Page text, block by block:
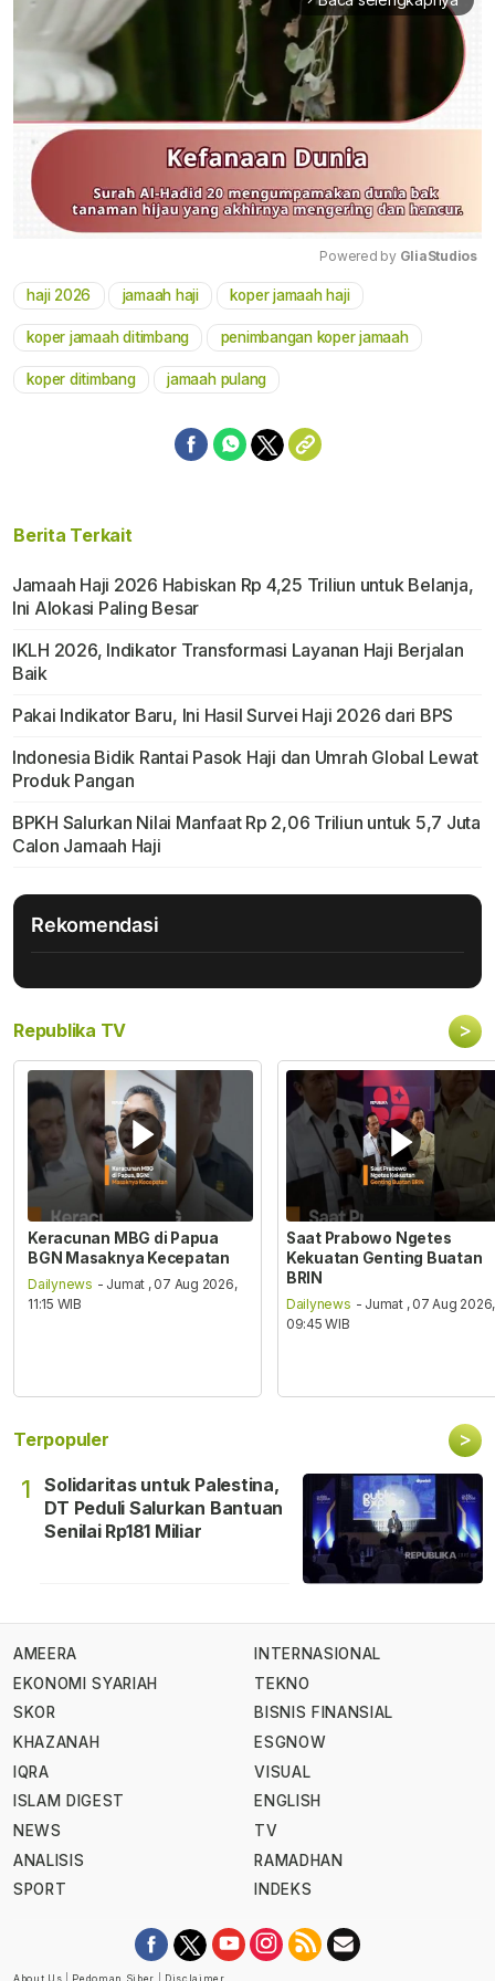
Powered by GliaStudios
haji 2026 jamaah haji koper jamaah haji
koper jamaah ditimbang penimbangan koper jamaah
koper ditimbang jamaah pulang
Berita Terkait
Jamaah Haji 2026 Habiskan Rp 4,25 Triliun untuk Belanja,
Ini Alokasi Paling Besar
IKLH 2026, Indikator Transformasi Layanan Haji Berjalan
Baik
Pakai Indikator Baru, Ini Hasil Survei Haji 2026 dari BPS
Indonesia Bidik Rantai Pasok Haji dan Umrah Global Lewat
Produk Pangan
BPKH Salurkan Nilai Manfaat Rp 2,06 Triliun untuk 5,7 Juta
Calon Jamaah Haji
Rekomendasi
Republika TV >
Keracunan MBG di Papua
BGN Masaknya Kecepatan
Dailynews - Jumat , 07 Aug 2026,
11:15 WIB
Saat Prabowo Ngetes
Kekuatan Genting Buatan
BRIN
Dailynews - Jumat , 07 Aug 2026,
09:45 WIB
Terpopuler >
1
Solidaritas untuk Palestina,
DT Peduli Salurkan Bantuan
Senilai Rp181 Miliar
AMEERA
EKONOMI SYARIAH
SKOR
KHAZANAH
IQRA
ISLAM DIGEST
NEWS
ANALISIS
SPORT
INTERNASIONAL
TEKNO
BISNIS FINANSIAL
ESGNOW
VISUAL
ENGLISH
TV
RAMADHAN
INDEKS